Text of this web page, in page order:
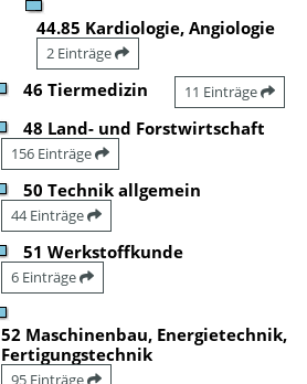
44.85 Kardiologie, Angiologie
2 Einträge
46 Tiermedizin 11 Einträge
48 Land- und Forstwirtschaft
156 Einträge
50 Technik allgemein
44 Einträge
51 Werkstoffkunde
6 Einträge
52 Maschinenbau, Energietechnik,
Fertigungstechnik
95 Einträge